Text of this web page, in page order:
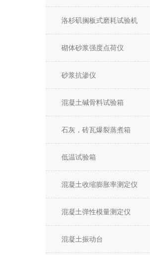
洛杉矶搁板式磨耗试验机
砌体砂浆强度点荷仪
砂浆抗渗仪
混凝土碱骨料试验箱
石灰，砖瓦爆裂蒸煮箱
低温试验箱
混凝土收缩膨胀率测定仪
混凝土弹性模量测定仪
混凝土振动台